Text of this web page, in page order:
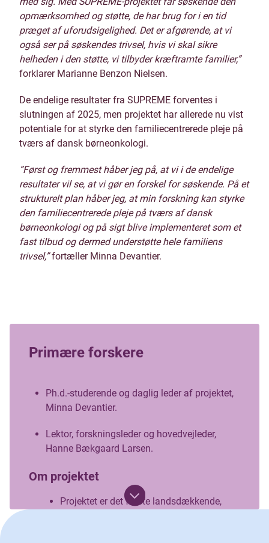
opmærksomhed og støtte, de har brug for i en tid
præget af uforudsigelighed. Det er afgørende, at vi
også ser på søskendes trivsel, hvis vi skal sikre
helheden i den støtte, vi tilbyder kræftramte familier,”
forklarer Marianne Benzon Nielsen.
De endelige resultater fra SUPREME forventes i
slutningen af 2025, men projektet har allerede nu vist
potentiale for at styrke den familiecentrerede pleje på
tværs af dansk børneonkologi.
”Først og fremmest håber jeg på, at vi i de endelige
resultater vil se, at vi gør en forskel for søskende. På et
strukturelt plan håber jeg, at min forskning kan styrke
den familiecentrerede pleje på tværs af dansk
børneonkologi og på sigt blive implementeret som et
fast tilbud og dermed understøtte hele familiens
trivsel,”fortæller Minna Devantier.
Primære forskere
Ph.d.-studerende og daglig leder af projektet,
Minna Devantier.
Lektor, forskningsleder og hovedvejleder,
Hanne Bækgaard Larsen.
Om projektet
Projektet er det første landsdækkende,